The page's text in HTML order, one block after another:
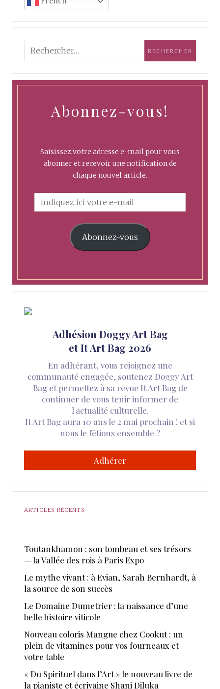
Abonnez-vous!
Saisissez votre adresse e-mail pour vous
abonner et recevoir une notification de
chaque nouvel article.
Abonnez-vous
Adhésion Doggy Art Bag
et It Art Bag 2026
En adhérant, vous rejoignez une
communauté engagée, soutenez Doggy Art
Bag et permettez à sa revue It Art Bag de
continuer de vous tenir informer de
l'actualité culturelle.
It Art Bag aura 10 ans le 2 mai prochain ! et si
nous le fêtions ensemble ?
Adhérer
ARTICLES RÉCENTS
Toutankhamon : son tombeau et ses trésors
— la Vallée des rois à Paris Expo
Le mythe vivant : à Evian, Sarah Bernhardt, à
la source de son succès
Le Domaine Dumetrier : la naissance d’une
belle histoire viticole
Nouveau coloris Mangue chez Cookut : un
plein de vitamines pour vos fourneaux et
votre table
« Du Spirituel dans l’Art » le nouveau livre de
la pianiste et écrivaine Shani Diluka